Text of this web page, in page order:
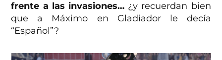
frente a las invasiones… ¿y recuerdan bien
que a Máximo en Gladiador le decía
“Español”?